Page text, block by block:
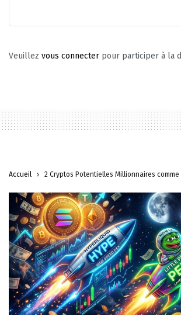
Veuillez vous connecter pour participer à la
Accueil 2 Cryptos Potentielles Millionnaires